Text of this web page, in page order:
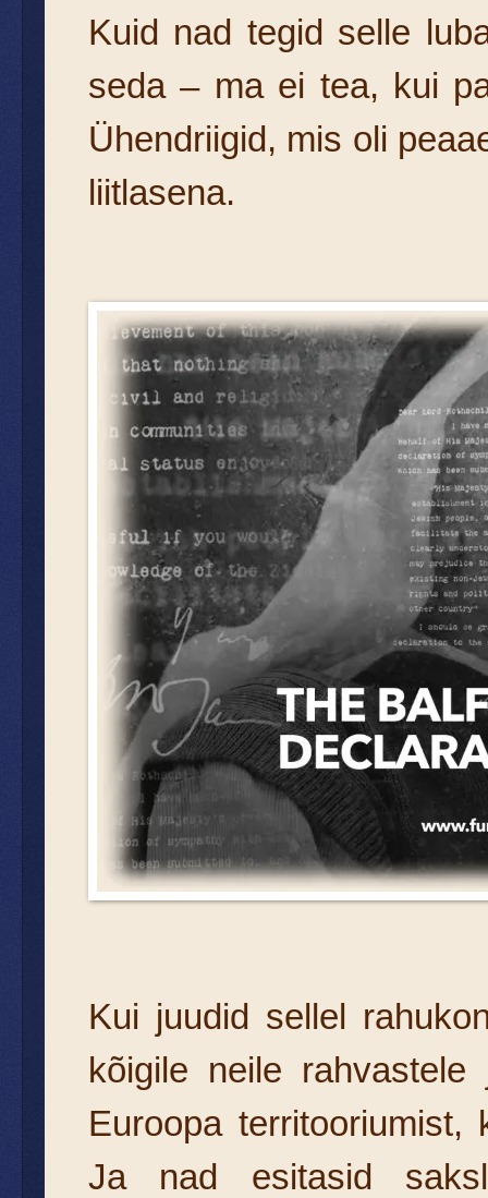
Kuid nad tegid selle
seda – ma ei tea, kui
Ühendriigid, mis oli
liitlasena.
Kui juudid sellel
kõigile neile
Euroopa territooriumist,
Ja nad esitasid